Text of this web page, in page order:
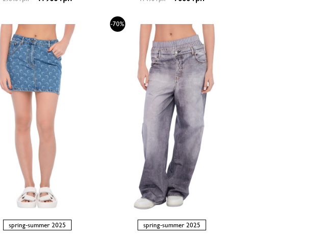
spring-summer 2025
-70%
spring-summer 2025